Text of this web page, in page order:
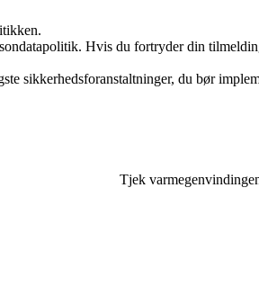
Hvis du fortryder din
sikkerhedsforanstaltninger, du bør
Tjek